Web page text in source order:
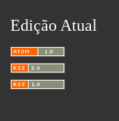
Edição Atual